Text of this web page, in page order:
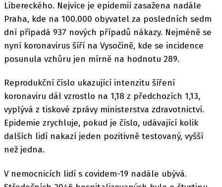
Libereckého. Nejvíce je epidemií zasažena nadále
Praha, kde na 100.000 obyvatel za posledních sedm
dní připadá 937 nových případů nákazy. Nejméně se
nyní koronavirus šíří na Vysočině, kde se incidence
posunula vzhůru jen mírně na hodnotu 289.
Reprodukční číslo ukazující intenzitu šíření
koronaviru dál vzrostlo na 1,18 z předchozích 1,13,
vyplývá z tiskové zprávy ministerstva zdravotnictví.
Epidemie zrychluje, pokud je číslo, udávající kolik
dalších lidí nakazí jeden pozitivně testovaný, vyšší
než jedna.
V nemocnicích lidí s covidem-19 nadále ubývá.